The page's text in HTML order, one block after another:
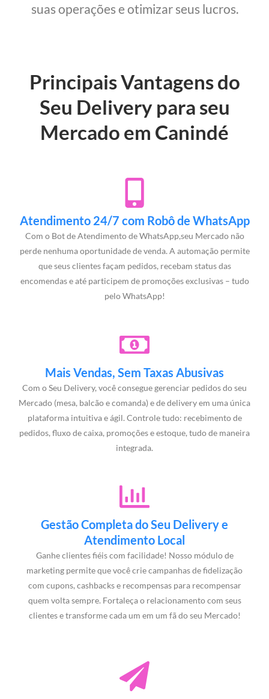
suas operações e otimizar seus lucros.
Principais Vantagens do
Seu Delivery para seu
Mercado em Canindé
Atendimento 24/7 com Robô de WhatsApp
Com o Bot de Atendimento de WhatsApp,seu Mercado não
perde nenhuma oportunidade de venda. A automação permite
que seus clientes façam pedidos, recebam status das
encomendas e até participem de promoções exclusivas – tudo
pelo WhatsApp!
Mais Vendas, Sem Taxas Abusivas
Com o Seu Delivery, você consegue gerenciar pedidos do seu
Mercado (mesa, balcão e comanda) e de delivery em uma única
plataforma intuitiva e ágil. Controle tudo: recebimento de
pedidos, fluxo de caixa, promoções e estoque, tudo de maneira
integrada.
Gestão Completa do Seu Delivery e
Atendimento Local
Ganhe clientes fiéis com facilidade! Nosso módulo de
marketing permite que você crie campanhas de fidelização
com cupons, cashbacks e recompensas para recompensar
quem volta sempre. Fortaleça o relacionamento com seus
clientes e transforme cada um em um fã do seu Mercado!